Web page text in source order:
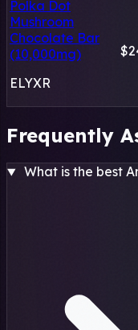
Polka Dot
Mushroom
Chocolate Bar
(10,000mg)
ELYXR
Frequently
What is the best